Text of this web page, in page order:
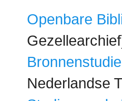
Openbare
Bronnenstudie
Nederlandse